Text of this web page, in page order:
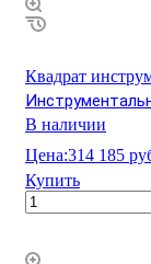
Квадрат
В наличии
Цена:314 185
Купить